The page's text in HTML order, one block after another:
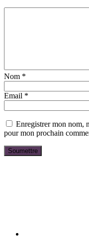
Nom *
Email *
Enregistrer mon nom,
pour mon prochain